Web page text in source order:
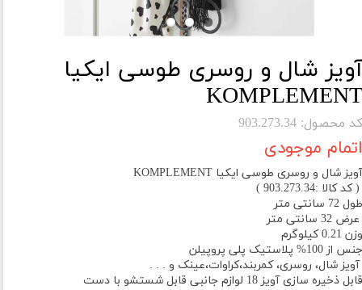
آویز شال و روسری طوسی ایکیا
KOMPLEMENT
کد محصول: 903.273.34
اتمام موجودی
آویز شال و روسری طوسی ایکیا KOMPLEMENT
( کد کالا :903.273.34 )
طول 72 سانتی متر
عرض 32 سانتی متر
وزن 0.21 کیلوگرم
جنس از 100% پلاستیک پلی پروپیلن
آویز شال، روسری، کمربند،کراوات،عینک و . . .
قابل ذخیره سازی آویز 18 لوازم جانبی قابل شستشو با دست